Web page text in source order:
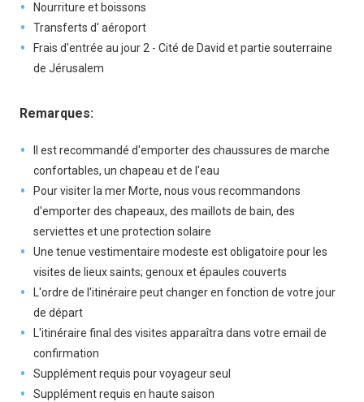
Nourriture et boissons
Transferts d' aéroport
Frais d'entrée au jour 2 - Cité de David et partie souterraine
de Jérusalem
Remarques:
Il est recommandé d'emporter des chaussures de marche
confortables, un chapeau et de l'eau
Pour visiter la mer Morte, nous vous recommandons
d'emporter des chapeaux, des maillots de bain, des
serviettes et une protection solaire
Une tenue vestimentaire modeste est obligatoire pour les
visites de lieux saints; genoux et épaules couverts
L'ordre de l'itinéraire peut changer en fonction de votre jour
de départ
L'itinéraire final des visites apparaîtra dans votre email de
confirmation
Supplément requis pour voyageur seul
Supplément requis en haute saison